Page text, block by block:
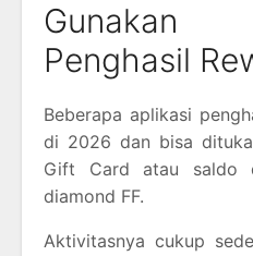
Penghasil
Beberapa aplikasi
di 2026 dan bisa
Gift Card atau saldo
diamond FF.
Aktivitasnya cukup